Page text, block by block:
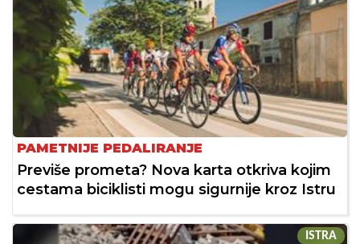
PAMETNIJE PEDALIRANJE
Previše prometa? Nova karta otkriva kojim
cestama biciklisti mogu sigurnije kroz Istru
ISTRA